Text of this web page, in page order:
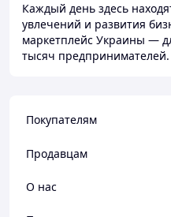
Каждый день здесь
увлечений и развития
маркетплейс Украины —
тысяч предпринимателей.
Покупателям
Продавцам
О нас